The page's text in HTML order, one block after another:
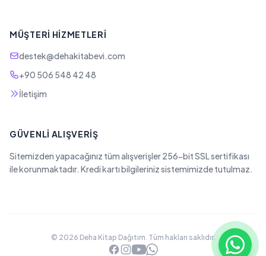
MÜŞTERI HIZMETLERI
destek@dehakitabevi.com
+90 506 548 42 48
İletişim
GÜVENLI ALIŞVERIŞ
Sitemizden yapacağınız tüm alışverişler 256-bit SSL sertifikası
ile korunmaktadır. Kredi kartı bilgileriniz sistemimizde tutulmaz.
© 2026 Deha Kitap Dağıtım. Tüm hakları saklıdır.